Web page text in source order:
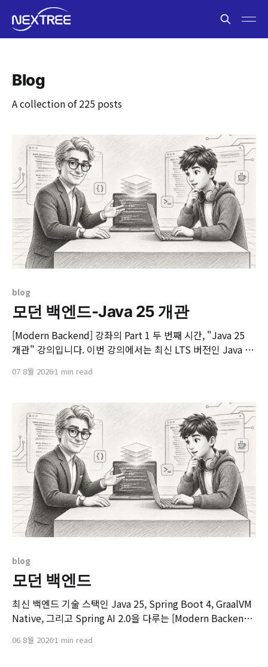
Blog
A collection of 225 posts
blog
모던 백엔드-Java 25 개관
[Modern Backend] 강좌의 Part 1 두 번째 시간, "Java 25
개관" 강의입니다. 이번 강의에서는 최신 LTS 버전인 Java 25
Enhancement Proposal) 기능들을 살펴봅니다. 📌 주요 학
동시성(Structured Concurrency)
07 8월 20261 min read
blog
모던 백엔드
최신 백엔드 기술 스택인 Java 25, Spring Boot 4, GraalVM
Native, 그리고 Spring AI 2.0을 다루는 [Modern Backend]
존 Spring Boot 환경에서 서비스를 구축하고 배포해보신 개
06 8월 20261 min read